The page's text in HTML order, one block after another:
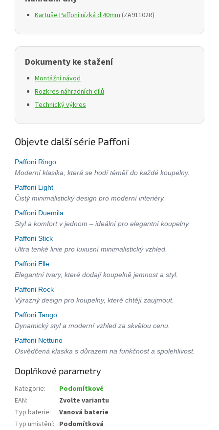
Kartuše Paffoni nízká d.40mm (ZA91102R)
Dokumenty ke stažení
Montážní návod
Rozkres náhradních dílů
Technický výkres
Objevte další série Paffoni
Paffoni Ringo
Moderní klasika, která se hodí téměř do každé koupelny.
Paffoni Light
Čistý minimalistický design pro moderní interiéry.
Paffoni Duemila
Styl a komfort v jednom – ideální pro elegantní koupelny.
Paffoni Stick
Ultra tenké linie pro luxusní minimalistický vzhled.
Paffoni Elle
Elegantní tvary, které dodají koupelně jemnost a styl.
Paffoni Rock
Výrazný design pro koupelny, které chtějí zaujmout.
Paffoni Tango
Dynamický styl a moderní vzhled za skvělou cenu.
Paffoni Nettuno
Osvědčená klasika s důrazem na funkčnost a spolehlivost.
Doplňkové parametry
Kategorie:
Podomítkové
EAN:
Zvolte variantu
Typ baterie:
Vanová baterie
Typ umístění: Podomítková